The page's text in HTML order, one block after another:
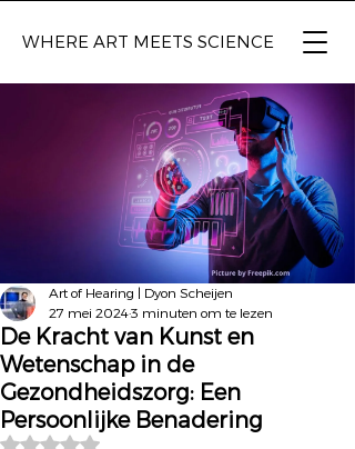
WHERE ART MEETS SCIENCE
De Kracht van Kunst en
Wetenschap in de
Gezondheidszorg: Een
Persoonlijke Benadering
Art of Hearing | Dyon Scheijen
27 mei 20243 minuten om te lezen
Beoordeeld met NaN uit 5 sterren.